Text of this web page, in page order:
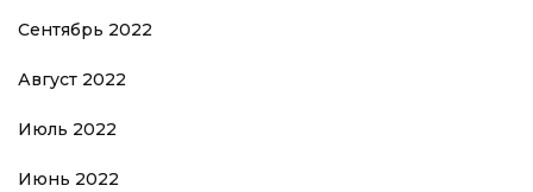
Сентябрь 2022
Август 2022
Июль 2022
Июнь 2022